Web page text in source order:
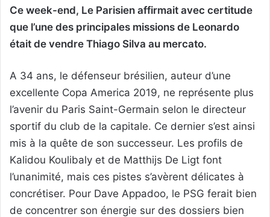
Ce week-end, Le Parisien affirmait avec certitude
que l’une des principales missions de Leonardo
était de vendre Thiago Silva au mercato.
A 34 ans, le défenseur brésilien, auteur d’une
excellente Copa America 2019, ne représente plus
l’avenir du Paris Saint-Germain selon le directeur
sportif du club de la capitale. Ce dernier s’est ainsi
mis à la quête de son successeur. Les profils de
Kalidou Koulibaly et de Matthijs De Ligt font
l’unanimité, mais ces pistes s’avèrent délicates à
concrétiser. Pour Dave Appadoo, le PSG ferait bien
de concentrer son énergie sur des dossiers bien